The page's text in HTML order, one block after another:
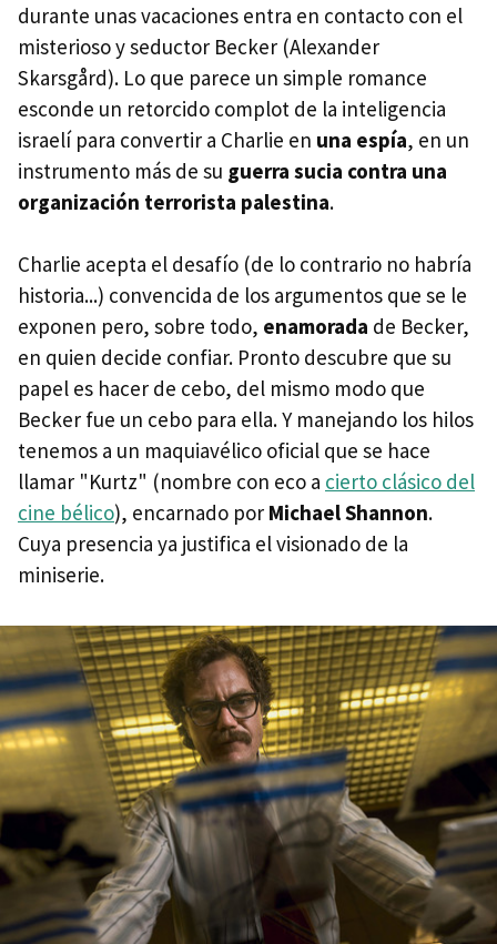
durante unas vacaciones entra en contacto con el
misterioso y seductor Becker (Alexander
Skarsgård). Lo que parece un simple romance
esconde un retorcido complot de la inteligencia
israelí para convertir a Charlie en una espía, en un
instrumento más de su guerra sucia contra una
organización terrorista palestina.
Charlie acepta el desafío (de lo contrario no habría
historia...) convencida de los argumentos que se le
exponen pero, sobre todo, enamorada de Becker,
en quien decide confiar. Pronto descubre que su
papel es hacer de cebo, del mismo modo que
Becker fue un cebo para ella. Y manejando los hilos
tenemos a un maquiavélico oficial que se hace
llamar "Kurtz" (nombre con eco a cierto clásico del
cine bélico), encarnado por Michael Shannon.
Cuya presencia ya justifica el visionado de la
miniserie.